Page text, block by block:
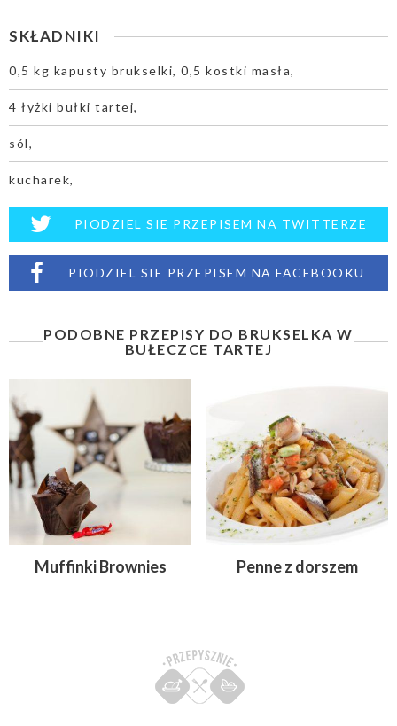
SKŁADNIKI
0,5 kg kapusty brukselki, 0,5 kostki masła,
4 łyżki bułki tartej,
sól,
kucharek,
PIODZIEL SIE PRZEPISEM NA TWITTERZE
PIODZIEL SIE PRZEPISEM NA FACEBOOKU
PODOBNE PRZEPISY DO BRUKSELKA W
BUŁECZCE TARTEJ
Muffinki Brownies Penne z dorszem